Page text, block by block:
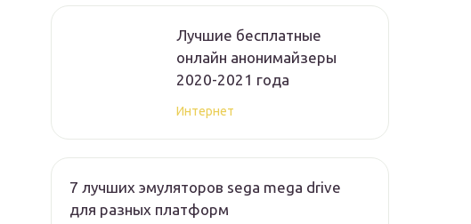
Лучшие бесплатные
онлайн анонимайзеры
2020-2021 года
Интернет
7 лучших эмуляторов sega mega drive
для разных платформ